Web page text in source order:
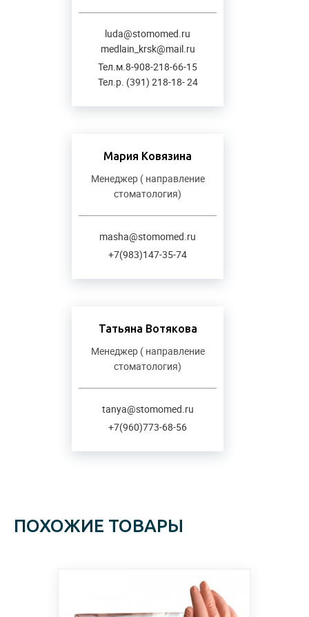
luda@stomomed.ru
medlain_krsk@mail.ru
Тел.м.8-908-218-66-15
Тел.р. (391) 218-18- 24
Мария Ковязина
Менеджер ( направление
стоматология)
masha@stomomed.ru
+7(983)147-35-74
Татьяна Вотякова
Менеджер ( направление
стоматология)
tanya@stomomed.ru
+7(960)773-68-56
ПОХОЖИЕ ТОВАРЫ